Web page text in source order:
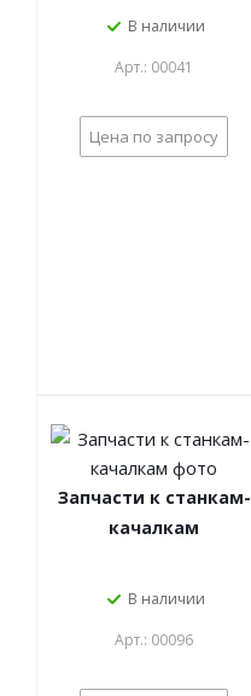
В наличии
Арт.: 00041
Цена по запросу
Запчасти к станкам-
качалкам
В наличии
Арт.: 00096